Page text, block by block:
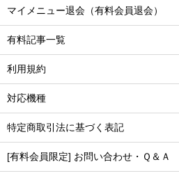
マイメニュー退会（有料会員退会）
有料記事一覧
利用規約
対応機種
特定商取引法に基づく表記
[有料会員限定] お問い合わせ・Ｑ＆Ａ